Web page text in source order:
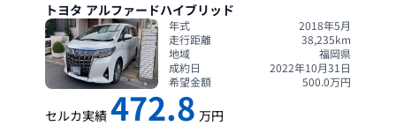
トヨタ アルファードハイブリッド
年式
2018年5月
走行距離
38,235km
地域
福岡県
成約日
2022年10月31日
希望金額
500.0万円
セルカ実績 472.8 万円